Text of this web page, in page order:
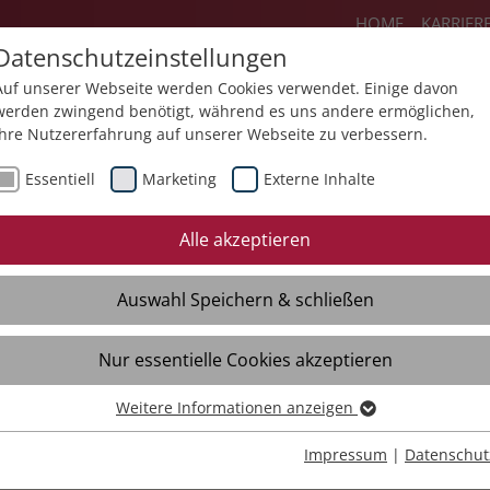
HOME
Angebote Über uns Aktuelles
Mediathek
Digitaler Rundgang
Videos
Termine
Tag der offenen Tür in
Ulm 2026
BBW Open 2026
Anmeldung für
Infonachmittage
unserer Webseite werden Cookies verwendet. Einige davon
zwingend benötigt, während es uns andere ermöglichen,
Nutzererfahrung auf unserer Webseite zu verbessern.
Essentiell Marketing Externe Inhalte
Alle akzeptieren
Auswahl Speichern & schließen
Nur essentielle Cookies akzeptieren
Essentielle Cookies werden für grundlegende Funktionen der
Weitere Informationen anzeigen
Impressum |